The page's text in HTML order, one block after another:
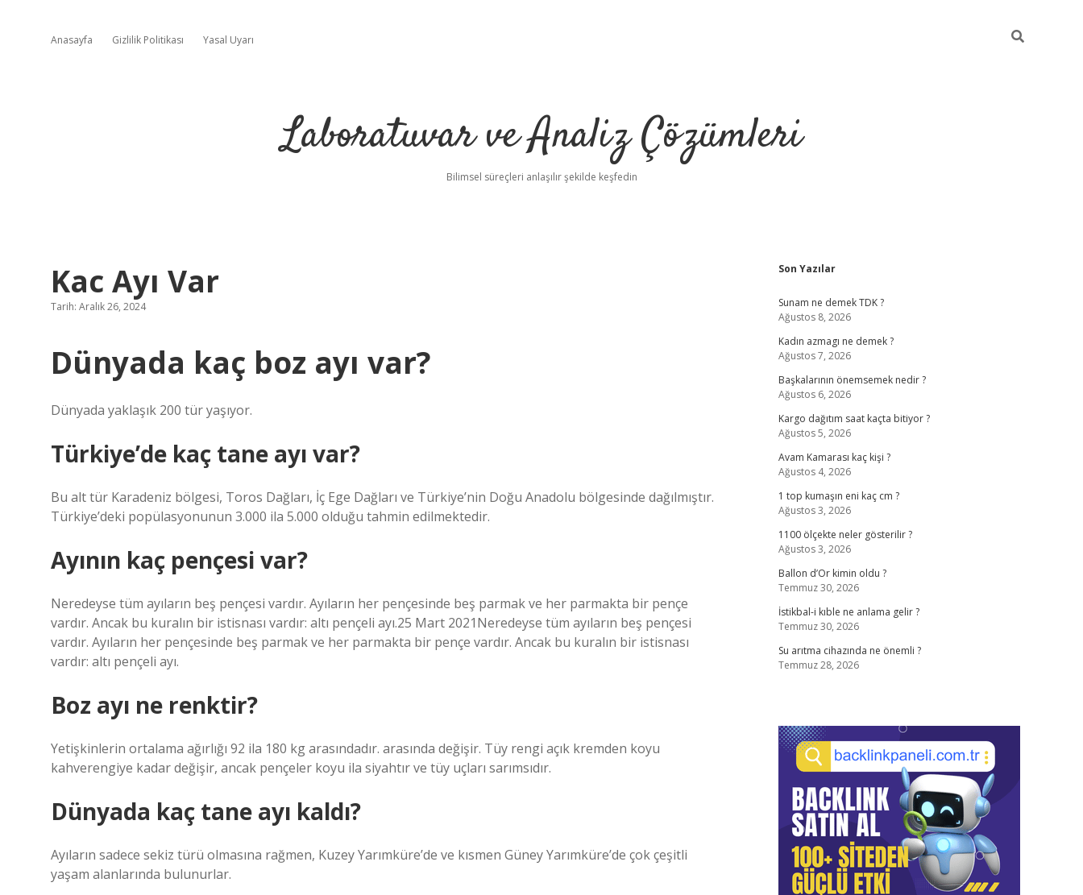
Anasayfa Gizlilik Politikası Yasal Uyarı
Laboratuvar ve Analiz Çözümleri
Bilimsel süreçleri anlaşılır şekilde keşfedin
Kac Ayı Var
Tarih: Aralık 26, 2024
Dünyada kaç boz ayı var?
Dünyada yaklaşık 200 tür yaşıyor.
Türkiye’de kaç tane ayı var?
Bu alt tür Karadeniz bölgesi, Toros Dağları, İç Ege Dağları ve Türkiye’nin Doğu Anadolu bölgesinde dağılmıştır.
Türkiye’deki popülasyonunun 3.000 ila 5.000 olduğu tahmin edilmektedir.
Ayının kaç pençesi var?
Neredeyse tüm ayıların beş pençesi vardır. Ayıların her pençesinde beş parmak ve her parmakta bir pençe
vardır. Ancak bu kuralın bir istisnası vardır: altı pençeli ayı.25 Mart 2021Neredeyse tüm ayıların beş pençesi
vardır. Ayıların her pençesinde beş parmak ve her parmakta bir pençe vardır. Ancak bu kuralın bir istisnası
vardır: altı pençeli ayı.
Boz ayı ne renktir?
Yetişkinlerin ortalama ağırlığı 92 ila 180 kg arasındadır. arasında değişir. Tüy rengi açık kremden koyu
kahverengiye kadar değişir, ancak pençeler koyu ila siyahtır ve tüy uçları sarımsıdır.
Dünyada kaç tane ayı kaldı?
Ayıların sadece sekiz türü olmasına rağmen, Kuzey Yarımküre’de ve kısmen Güney Yarımküre’de çok çeşitli
yaşam alanlarında bulunurlar.
Sidebar
Son Yazılar
Sunam ne demek TDK ?
Ağustos 8, 2026
Kadın azmagı ne demek ?
Ağustos 7, 2026
Başkalarının önemsemek nedir ?
Ağustos 6, 2026
Kargo dağıtım saat kaçta bitiyor ?
Ağustos 5, 2026
Avam Kamarası kaç kişi ?
Ağustos 4, 2026
1 top kumaşın eni kaç cm ?
Ağustos 3, 2026
1100 ölçekte neler gösterilir ?
Ağustos 3, 2026
Ballon d’Or kimin oldu ?
Temmuz 30, 2026
İstikbal-i kıble ne anlama gelir ?
Temmuz 30, 2026
Su arıtma cihazında ne önemli ?
Temmuz 28, 2026